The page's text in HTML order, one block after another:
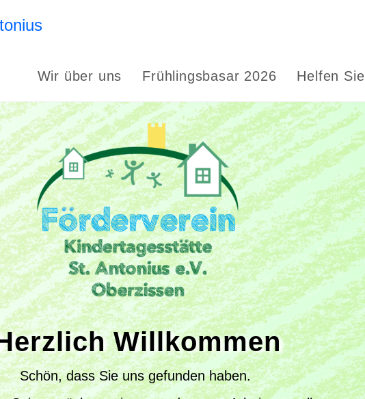
Wir über uns Frühlingsbasar 2026 Helfen Sie
Willkommen
Schön, dass Sie uns gefunden haben.